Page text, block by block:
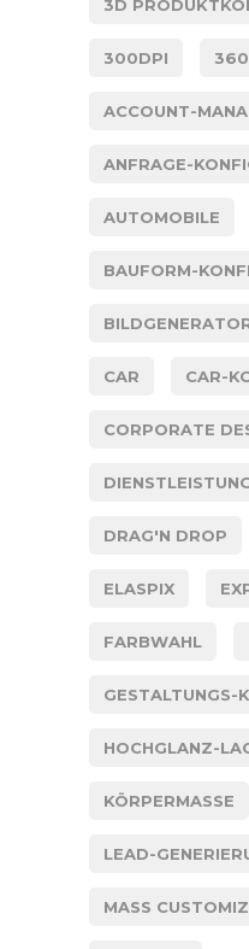
3D
300DPI
ACCOUNT-
ANFRAGE-
AUTOMOBILE
BAUFORM-
CAR CAR-
CORPORATE
DRAG'N DROP
ELASPIX
FARBWAHL
GESTALTUNGS-
HOCHGLANZ-
KÖRPERMASSE
LEAD-
MASS